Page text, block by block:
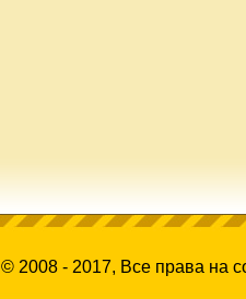
© 2008 - 2017, Все права на